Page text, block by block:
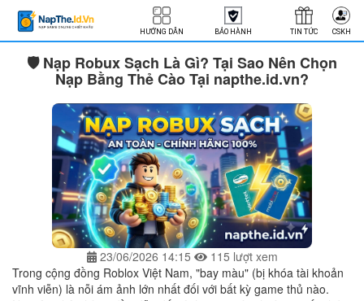
HƯỚNG DẪN BẢO HÀNH TIN TỨC CSKH
🛡️ Nạp Robux Sạch Là Gì? Tại Sao Nên Chọn
Nạp Bằng Thẻ Cào Tại napthe.id.vn?
23/06/2026 14:15
115 lượt xem
Trong cộng đồng Roblox Việt Nam, "bay màu" (bị khóa tài khoản
vĩnh viễn) là nỗi ám ảnh lớn nhất đối với bất kỳ game thủ nào.